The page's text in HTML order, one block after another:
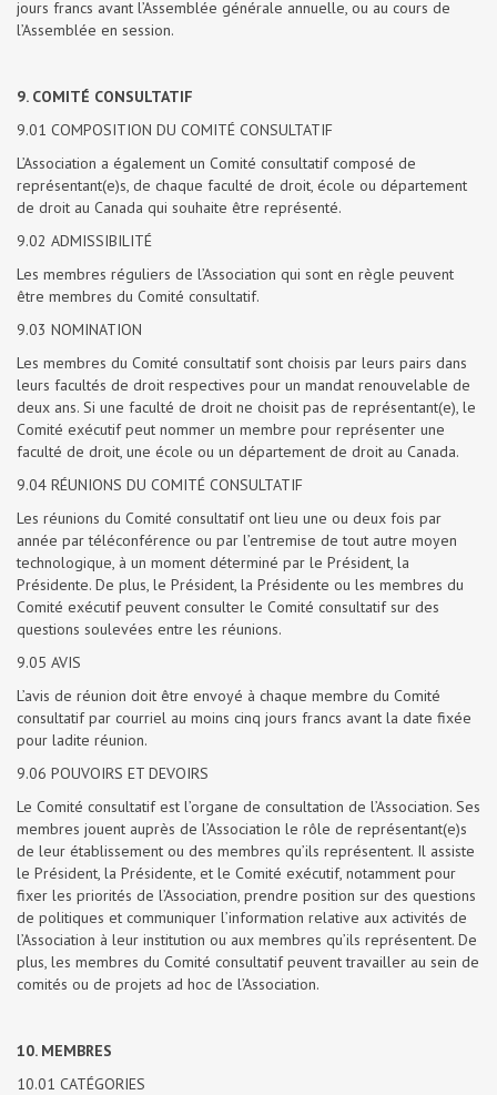
jours francs avant l’Assemblée générale annuelle, ou au cours de
l’Assemblée en session.
9. COMITÉ CONSULTATIF
9.01 COMPOSITION DU COMITÉ CONSULTATIF
L’Association a également un Comité consultatif composé de
représentant(e)s, de chaque faculté de droit, école ou département
de droit au Canada qui souhaite être représenté.
9.02 ADMISSIBILITÉ
Les membres réguliers de l’Association qui sont en règle peuvent
être membres du Comité consultatif.
9.03 NOMINATION
Les membres du Comité consultatif sont choisis par leurs pairs dans
leurs facultés de droit respectives pour un mandat renouvelable de
deux ans. Si une faculté de droit ne choisit pas de représentant(e), le
Comité exécutif peut nommer un membre pour représenter une
faculté de droit, une école ou un département de droit au Canada.
9.04 RÉUNIONS DU COMITÉ CONSULTATIF
Les réunions du Comité consultatif ont lieu une ou deux fois par
année par téléconférence ou par l’entremise de tout autre moyen
technologique, à un moment déterminé par le Président, la
Présidente. De plus, le Président, la Présidente ou les membres du
Comité exécutif peuvent consulter le Comité consultatif sur des
questions soulevées entre les réunions.
9.05 AVIS
L’avis de réunion doit être envoyé à chaque membre du Comité
consultatif par courriel au moins cinq jours francs avant la date fixée
pour ladite réunion.
9.06 POUVOIRS ET DEVOIRS
Le Comité consultatif est l’organe de consultation de l’Association. Ses
membres jouent auprès de l’Association le rôle de représentant(e)s
de leur établissement ou des membres qu’ils représentent. Il assiste
le Président, la Présidente, et le Comité exécutif, notamment pour
fixer les priorités de l’Association, prendre position sur des questions
de politiques et communiquer l’information relative aux activités de
l’Association à leur institution ou aux membres qu’ils représentent. De
plus, les membres du Comité consultatif peuvent travailler au sein de
comités ou de projets ad hoc de l’Association.
10. MEMBRES
10.01 CATÉGORIES